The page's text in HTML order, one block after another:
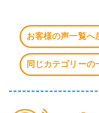
お客様の声一覧へ
同じカテゴリーの